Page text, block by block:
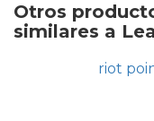
Otros
similares a
riot